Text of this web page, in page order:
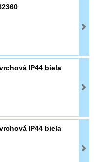
IP44 biela
IP44 biela